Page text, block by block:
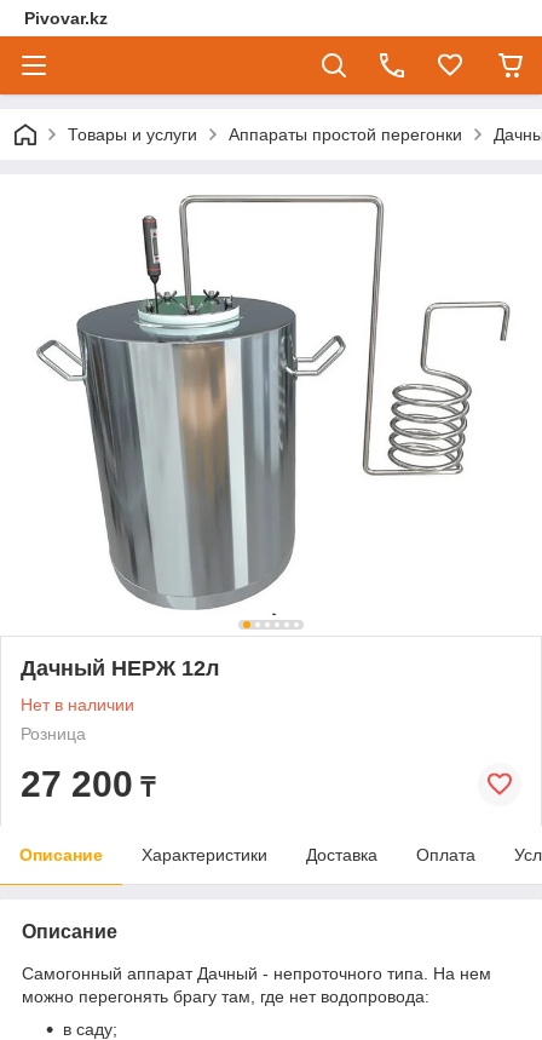
Pivovar.kz
Товары и услуги Аппараты простой перегонки
Дачный НЕРЖ 12л
Нет в наличии
Розница
27 200 ₸
Описание Характеристики Доставка Оплата
Описание
Самогонный аппарат Дачный - непроточного типа. На нем
можно перегонять брагу там, где нет водопровода:
в саду;